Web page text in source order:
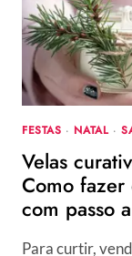
DA
MODA
FESTAS · NATAL·
Velas
Como fazer
com passo
Para curtir,